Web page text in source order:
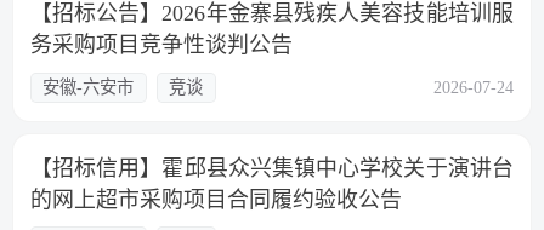
【招标公告】2026年金寨县残疾人美容技能培训服
务采购项目竞争性谈判公告
安徽-六安市 竞谈 2026-07-24
【招标信用】霍邱县众兴集镇中心学校关于演讲台
的网上超市采购项目合同履约验收公告